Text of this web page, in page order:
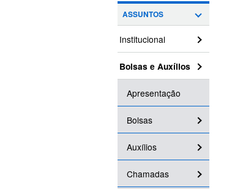
ASSUNTOS
Institucional
Bolsas e Auxílios
Apresentação
Bolsas
Auxílios
Chamadas